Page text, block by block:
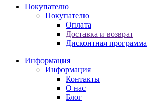
Покупателю
Покупателю
Оплата
Доставка и возврат
Дисконтная программа
Информация
Информация
Контакты
О нас
Блог